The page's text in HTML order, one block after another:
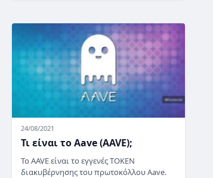
24/08/2021
Τι είναι το Aave (AAVE);
Το AAVE είναι το εγγενές TOKEN
διακυβέρνησης του πρωτοκόλλου Aave.